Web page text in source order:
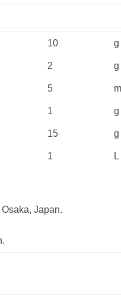
10 g
2 g
5 ml
1 g
15 g
1 L
Japan.